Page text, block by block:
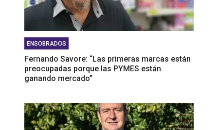
ENSOBRADOS
Fernando Savore: “Las primeras marcas están
preocupadas porque las PYMES están
ganando mercado”